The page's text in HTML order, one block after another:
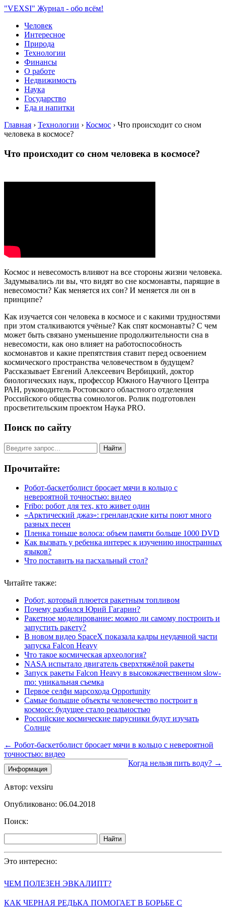
"VEXSI" Журнал - обо всём!
Человек
Интересное
Природа
Технологии
Финансы
О работе
Недвижимость
Наука
Государство
Еда и напитки
Главная › Технологии › Космос › Что происходит со сном
человека в космосе?
Что происходит со сном человека в космосе?
Космос и невесомость влияют на все стороны жизни человека.
Задумывались ли вы, что видят во сне космонавты, парящие в
невесомости? Как меняется их сон? И меняется ли он в
принципе?
Как изучается сон человека в космосе и с какими трудностями
при этом сталкиваются учёные? Как спят космонавты? С чем
может быть связано уменьшение продолжительности сна в
невесомости, как оно влияет на работоспособность
космонавтов и какие препятствия ставит перед освоением
космического пространства человечеством в будущем?
Рассказывает Евгений Алексеевич Вербицкий, доктор
биологических наук, профессор Южного Научного Центра
РАН, руководитель Ростовского областного отделения
Российского общества сомнологов. Ролик подготовлен
просветительским проектом Наука PRO.
Поиск по сайту
Найти
Прочитайте:
Робот-баскетболист бросает мячи в кольцо с
невероятной точностью: видео
Fribo: робот для тех, кто живет один
«Арктический джаз»: гренландские киты поют много
разных песен
Пленка тоньше волоса: объем памяти больше 1000 DVD
Как вызвать у ребенка интерес к изучению иностранных
языков?
Что поставить на пасхальный стол?
Читайте также:
Робот, который плюется ракетным топливом
Почему разбился Юрий Гагарин?
Ракетное моделирование: можно ли самому построить и
запустить ракету?
В новом видео SpaceX показала кадры неудачной части
запуска Falcon Heavy
Что такое космическая археология?
NASA испытало двигатель сверхтяжёлой ракеты
Запуск ракеты Falcon Heavy в высококачественном slow-
mo: уникальная съемка
Первое селфи марсохода Opportunity
Самые большие объекты человечество построит в
космосе: будущее стало реальностью
Российские космические парусники будут изучать
Солнце
← Робот-баскетболист бросает мячи в кольцо с невероятной
точностью: видео
Когда нельзя пить воду? →
Информация
Автор: vexsiru
Опубликовано: 06.04.2018
Поиск:
Найти
Это интересно:
ЧЕМ ПОЛЕЗЕН ЭВКАЛИПТ?
КАК ЧЕРНАЯ РЕДЬКА ПОМОГАЕТ В БОРЬБЕ С